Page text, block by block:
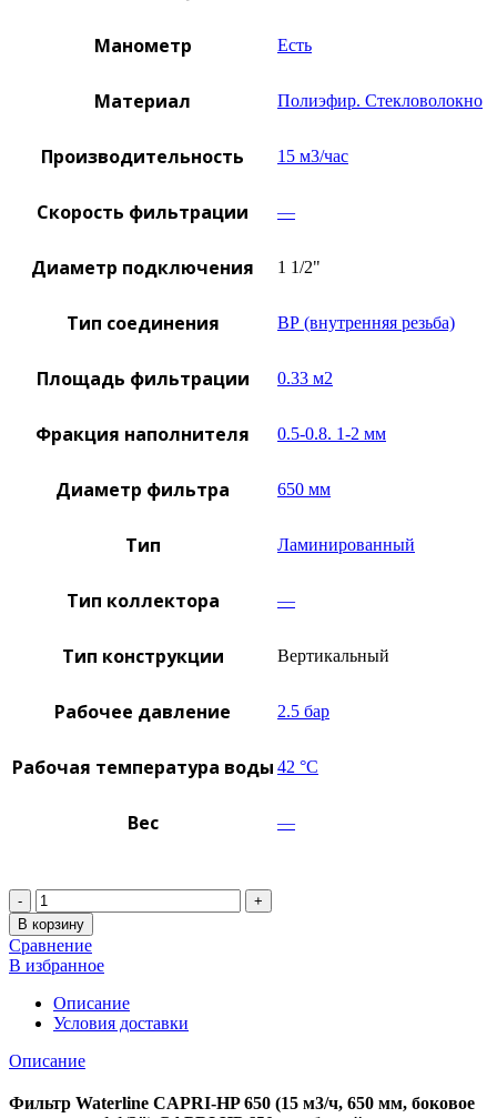
Манометр Есть
Материал Полиэфир. Стекловолокно
Производительность 15 м3/час
Скорость фильтрации —
Диаметр подключения 1 1/2"
Тип соединения ВР (внутренняя резьба)
Площадь фильтрации 0.33 м2
Фракция наполнителя 0.5-0.8. 1-2 мм
Диаметр фильтра 650 мм
Тип Ламинированный
Тип коллектора —
Тип конструкции Вертикальный
Рабочее давление 2.5 бар
Рабочая температура воды 42 °C
Вес —
Количество
В корзину
Сравнение
В избранное
Описание
Условия доставки
Описание
Фильтр Waterline CAPRI-HP 650 (15 м3/ч, 650 мм, боковое